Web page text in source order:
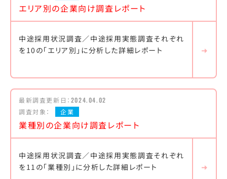
エリア別の企業向け調査レポート
中途採用状況調査／中途採用実態調査それぞれ
を10の「エリア別」に分析した詳細レポート
最新調査更新日： 2024.04.02
調査対象：
企業
業種別の企業向け調査レポート
中途採用状況調査／中途採用実態調査それぞれ
を11の「業種別」に分析した詳細レポート